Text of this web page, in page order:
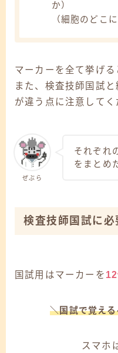
か）
（細胞のどこ
マーカーを全て挙げる
また、検査技師国試
が違う点に注意してく
ぜぶら
それぞれ
をまとめ
検査技師国試に
国試用 はマーカーを 12
＼国試で覚え
スマホ